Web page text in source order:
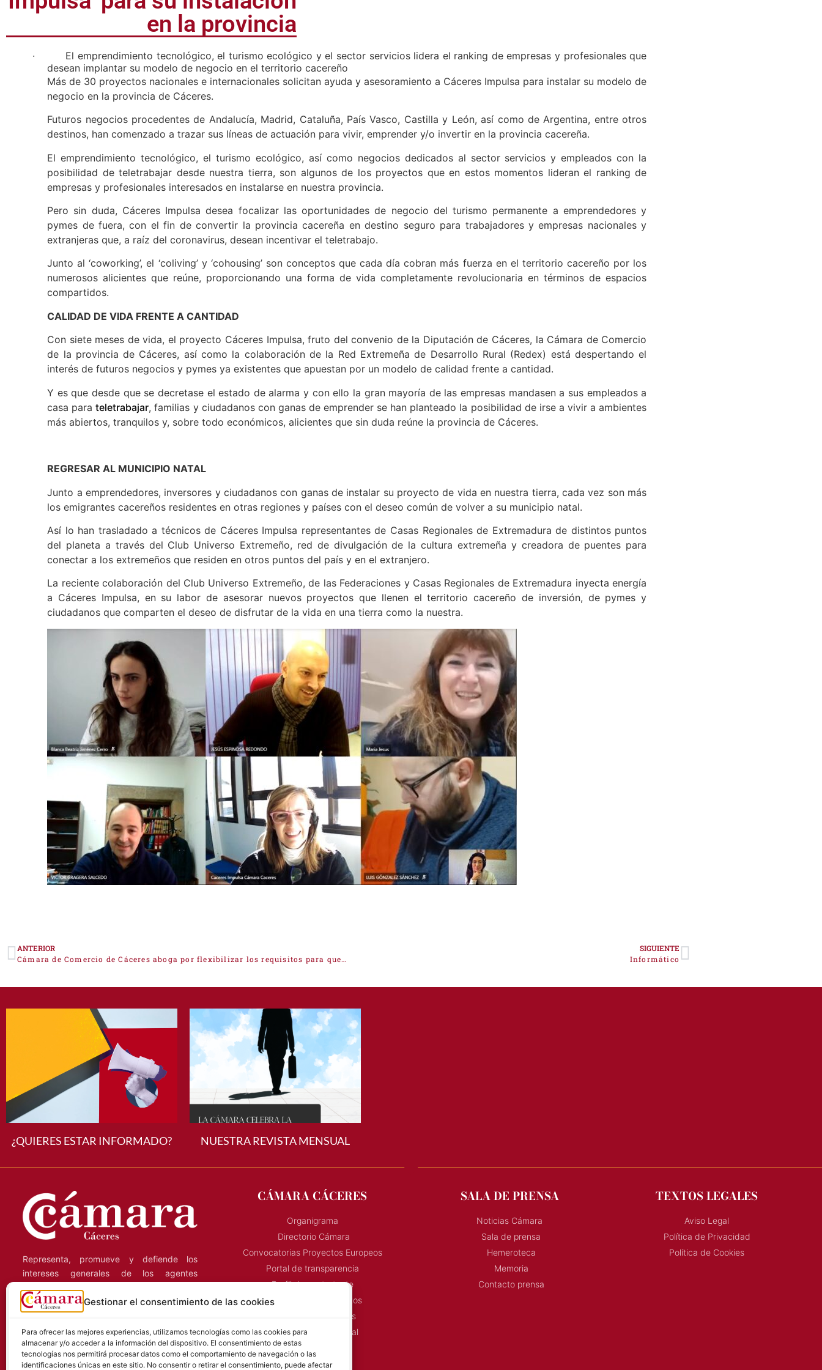
Gestionar el consentimiento de las cookies
Para ofrecer las mejores experiencias, utilizamos tecnologías como las cookies para
almacenar y/o acceder a la información del dispositivo. El consentimiento de estas
tecnologías nos permitirá procesar datos como el comportamiento de navegación o las
identificaciones únicas en este sitio. No consentir o retirar el consentimiento, puede afectar
en la provincia
· El emprendimiento tecnológico, el turismo ecológico y el sector servicios lidera el ranking de empresas y profesionales que
desean implantar su modelo de negocio en el territorio cacereño
Más de 30 proyectos nacionales e internacionales solicitan ayuda y asesoramiento a Cáceres Impulsa para instalar su modelo de
negocio en la provincia de Cáceres.
Futuros negocios procedentes de Andalucía, Madrid, Cataluña, País Vasco, Castilla y León, así como de Argentina, entre otros
destinos, han comenzado a trazar sus líneas de actuación para vivir, emprender y/o invertir en la provincia cacereña.
El emprendimiento tecnológico, el turismo ecológico, así como negocios dedicados al sector servicios y empleados con la
posibilidad de teletrabajar desde nuestra tierra, son algunos de los proyectos que en estos momentos lideran el ranking de
empresas y profesionales interesados en instalarse en nuestra provincia.
Pero sin duda, Cáceres Impulsa desea focalizar las oportunidades de negocio del turismo permanente a emprendedores y
pymes de fuera, con el fin de convertir la provincia cacereña en destino seguro para trabajadores y empresas nacionales y
extranjeras que, a raíz del coronavirus, desean incentivar el teletrabajo.
Junto al ‘coworking’, el ‘coliving’ y ‘cohousing’ son conceptos que cada día cobran más fuerza en el territorio cacereño por los
numerosos alicientes que reúne, proporcionando una forma de vida completamente revolucionaria en términos de espacios
compartidos.
CALIDAD DE VIDA FRENTE A CANTIDAD
Con siete meses de vida, el proyecto Cáceres Impulsa, fruto del convenio de la Diputación de Cáceres, la Cámara de Comercio
de la provincia de Cáceres, así como la colaboración de la Red Extremeña de Desarrollo Rural (Redex) está despertando el
interés de futuros negocios y pymes ya existentes que apuestan por un modelo de calidad frente a cantidad.
Y es que desde que se decretase el estado de alarma y con ello la gran mayoría de las empresas mandasen a sus empleados a
casa parateletrabajar, familias y ciudadanos con ganas de emprender se han planteado la posibilidad de irse a vivir a ambientes
más abiertos, tranquilos y, sobre todo económicos, alicientes que sin duda reúne la provincia de Cáceres.
REGRESAR AL MUNICIPIO NATAL
Junto a emprendedores, inversores y ciudadanos con ganas de instalar su proyecto de vida en nuestra tierra, cada vez son más
los emigrantes cacereños residentes en otras regiones y países con el deseo común de volver a su municipio natal.
Así lo han trasladado a técnicos de Cáceres Impulsa representantes de Casas Regionales de Extremadura de distintos puntos
del planeta a través del Club Universo Extremeño, red de divulgación de la cultura extremeña y creadora de puentes para
conectar a los extremeños que residen en otros puntos del país y en el extranjero.
La reciente colaboración del Club Universo Extremeño, de las Federaciones y Casas Regionales de Extremadura inyecta energía
a Cáceres Impulsa, en su labor de asesorar nuevos proyectos que llenen el territorio cacereño de inversión, de pymes y
ciudadanos que comparten el deseo de disfrutar de la vida en una tierra como la nuestra.
ANTERIOR
Cámara de Comercio de Cáceres aboga por flexibilizar los requisitos para que todos los negocios afectados puedan acceder a las ayudas directas de la Junta
SIGUIENTE
Informático
¿QUIERES ESTAR INFORMADO? NUESTRA REVISTA MENSUAL
Representa, promueve y defiende los
intereses generales de los agentes
económicos de la región, y presta servicios
a las empresas que ejercen su actividad en
CÁMARA CÁCERES
Organigrama
Directorio Cámara
Convocatorias Proyectos Europeos
Portal de transparencia
Perfil de contratante
Convocatoria Proyectos
Horarios Comerciales
Señalización Comercial
Contacto
Directorio AEXTIC
SALA DE PRENSA
Noticias Cámara
Sala de prensa
Hemeroteca
Memoria
Contacto prensa
TEXTOS LEGALES
Aviso Legal
Política de Privacidad
Política de Cookies